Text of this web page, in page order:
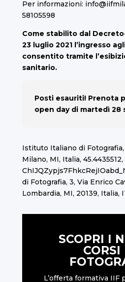
Per informazioni:
58105598
Come stabilito dal
23 luglio 2021 l’ingresso
consentito tramite
sanitario.
Posti esauriti! Prenota
open day di martedì 28
Istituto Italiano di Fotografia,
Milano, MI, Italia, 45.4435512,
di Fotografia, 3, Via Enrico
Lombardia, MI, 20139, Italia,
SCOPRI I
CORSI
L’offerta formativa IIF